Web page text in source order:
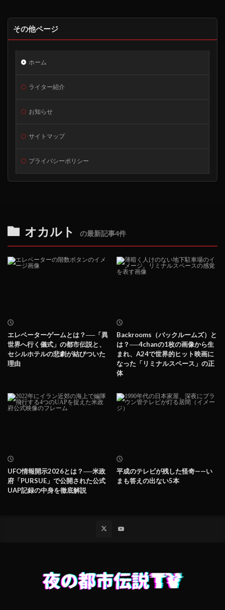
その他ページ
ホーム
ライター紹介
お知らせ
サイトマップ
プライバシーポリシー
オカルト の最新記事4件
エレベーターゲームとは？──「異
世界へ行く儀式」の都市伝説と、
セシルホテルの悲劇が結びついた
理由
Backrooms（バックルームズ）と
は？──4chanの1枚の画像から生
まれ、A24で世界的ヒット映画に
なった「リミナルスペース」の正
体
UFO情報開示2026とは？──米政
府「PURSUE」で公開された公式
UAP記録の中身を徹底解説
平成のテレビが残した怪奇——い
まも答えの出ない5本